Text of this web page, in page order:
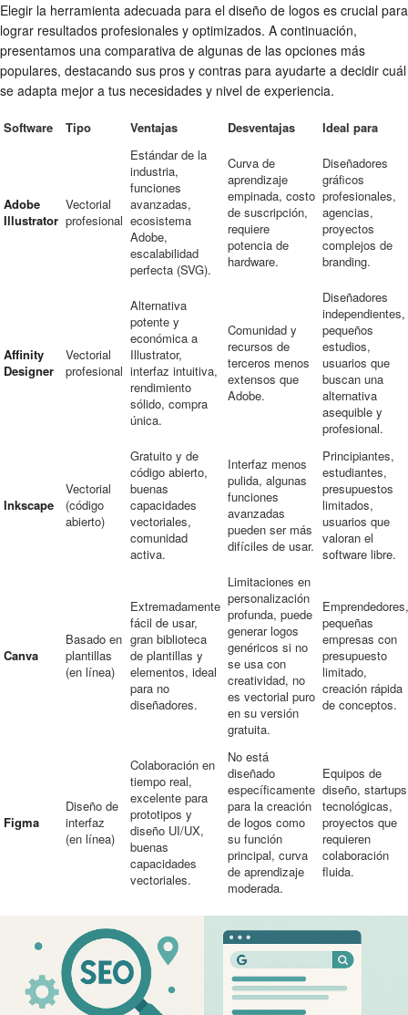
Elegir la herramienta adecuada para el diseño de logos es crucial para
lograr resultados profesionales y optimizados. A continuación,
presentamos una comparativa de algunas de las opciones más
populares, destacando sus pros y contras para ayudarte a decidir cuál
se adapta mejor a tus necesidades y nivel de experiencia.
Software Tipo Ventajas Desventajas Ideal para
Adobe
Illustrator
Vectorial
profesional
Estándar de la
industria,
funciones
avanzadas,
ecosistema
Adobe,
escalabilidad
perfecta (SVG).
Curva de
aprendizaje
empinada, costo
de suscripción,
requiere
potencia de
hardware.
Diseñadores
gráficos
profesionales,
agencias,
proyectos
complejos de
branding.
Affinity
Designer
Vectorial
profesional
Alternativa
potente y
económica a
Illustrator,
interfaz intuitiva,
rendimiento
sólido, compra
única.
Comunidad y
recursos de
terceros menos
extensos que
Adobe.
Diseñadores
independientes,
pequeños
estudios,
usuarios que
buscan una
alternativa
asequible y
profesional.
Inkscape
Vectorial
(código
abierto)
Gratuito y de
código abierto,
buenas
capacidades
vectoriales,
comunidad
activa.
Interfaz menos
pulida, algunas
funciones
avanzadas
pueden ser más
difíciles de usar.
Principiantes,
estudiantes,
presupuestos
limitados,
usuarios que
valoran el
software libre.
Canva
Basado en
plantillas
(en línea)
Extremadamente
fácil de usar,
gran biblioteca
de plantillas y
elementos, ideal
para no
diseñadores.
Limitaciones en
personalización
profunda, puede
generar logos
genéricos si no
se usa con
creatividad, no
es vectorial puro
en su versión
gratuita.
Emprendedores,
pequeñas
empresas con
presupuesto
limitado,
creación rápida
de conceptos.
Figma
Diseño de
interfaz
(en línea)
Colaboración en
tiempo real,
excelente para
prototipos y
diseño UI/UX,
buenas
capacidades
vectoriales.
No está
diseñado
específicamente
para la creación
de logos como
su función
principal, curva
de aprendizaje
moderada.
Equipos de
diseño, startups
tecnológicas,
proyectos que
requieren
colaboración
fluida.